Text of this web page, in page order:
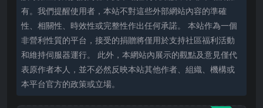
有。我們提醒使用者，本站不對這些外部網站內容的準確
性、相關性、時效性或完整性作出任何承諾。 本站作為一個
非營利性質的平台，接受的捐贈將僅用於支持社區福利活動
和維持伺服器運行。 此外，本網站內展示的觀點及意見僅代
表原作者本人，並不必然反映本站其他作者、組織、機構或
本平台官方的政策或立場。